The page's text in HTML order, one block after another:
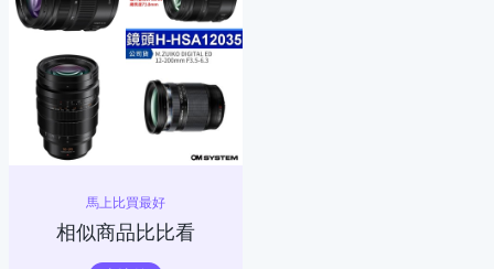
馬上比買最好
相似商品比比看